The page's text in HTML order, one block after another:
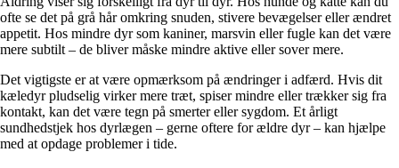
ofte se det på grå hår omkring snuden, stivere bevægelser eller ændret
appetit. Hos mindre dyr som kaniner, marsvin eller fugle kan det være
mere subtilt – de bliver måske mindre aktive eller sover mere.
Det vigtigste er at være opmærksom på ændringer i adfærd. Hvis dit
kæledyr pludselig virker mere træt, spiser mindre eller trækker sig fra
kontakt, kan det være tegn på smerter eller sygdom. Et årligt
sundhedstjek hos dyrlægen – gerne oftere for ældre dyr – kan hjælpe
med at opdage problemer i tide.